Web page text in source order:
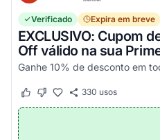
Verificado Expira em breve
EXCLUSIVO: Cupom
Off válido na sua
Este cupom funcionou
Este cupom não funcionou
330 usos